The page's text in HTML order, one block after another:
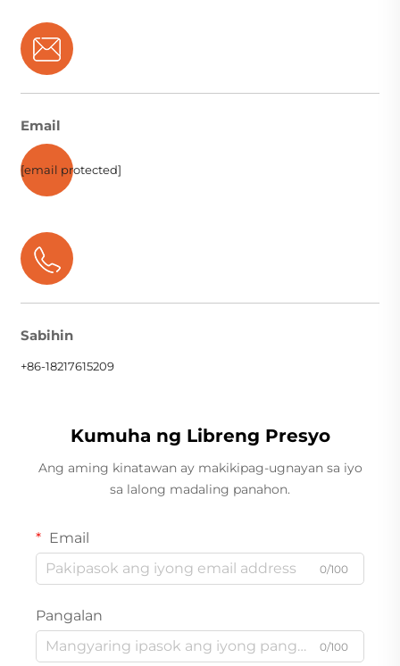
Email
[email protected]
Sabihin
+86-18217615209
Kumuha ng Libreng Presyo
Ang aming kinatawan ay makikipag-ugnayan sa iyo
sa lalong madaling panahon.
Email
0/100
Pangalan
0/100